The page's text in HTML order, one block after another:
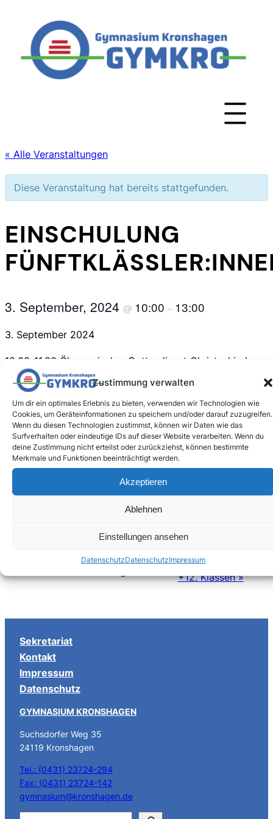
Zustimmung verwalten
Um dir ein optimales Erlebnis zu bieten, verwenden wir Technologien wie
Cookies, um Geräteinformationen zu speichern und/oder darauf zuzugreifen.
Wenn du diesen Technologien zustimmst, können wir Daten wie das
Surfverhalten oder eindeutige IDs auf dieser Website verarbeiten. Wenn du
deine Zustimmung nicht erteilst oder zurückziehst, können bestimmte
Merkmale und Funktionen beeinträchtigt werden.
Akzeptieren
Ablehnen
Einstellungen ansehen
DatenschutzDatenschutzImpressum
« Alle Veranstaltungen
Diese Veranstaltung hat bereits stattgefunden.
EINSCHULUNG
3. September, 2024 @ 10:00 – 13:00
3. September 2024
10.00-11.00 Ökumenischer Gottesdienst Christuskirche
Kronshagen (freiwillig)
11.30-ca.13.00 Einschulungsfeier im GymKro
Zum Kalender hinzufügen
VERANSTALTUNG-
Klassenfahrten der 9.
+12. Klassen»
Sekretariat
Kontakt
Impressum
Datenschutz
GYMNASIUM KRONSHAGEN
Suchsdorfer Weg 35
24119 Kronshagen
Tel.: (0431) 23724-294
Fax: (0431) 23724-142
gymnasium@kronshagen.de